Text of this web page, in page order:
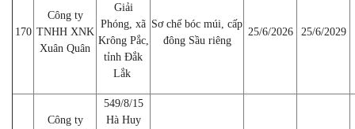
170
Công ty
TNHH XNK
Xuân Quân
Giải
Phóng, xã
Krông Pắc,
tỉnh Đắk
Lắk
Sơ chế bóc múi, cấp
đông Sầu riêng
25/6/2026 25/6/2029
Công ty
549/8/15
Hà Huy